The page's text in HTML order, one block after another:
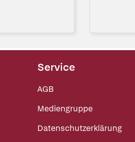
Service
AGB
Mediengruppe
Datenschutzerklärung